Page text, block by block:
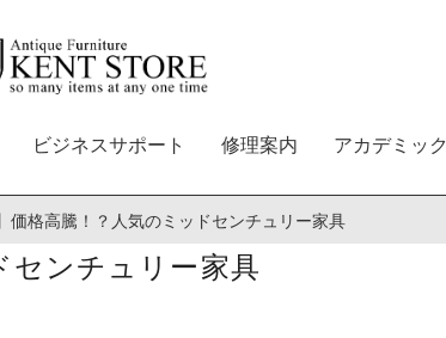
ビジネスサポート 修理案内 アカデミック
価格高騰！？人気のミッドセンチュリー家具
センチュリー家具